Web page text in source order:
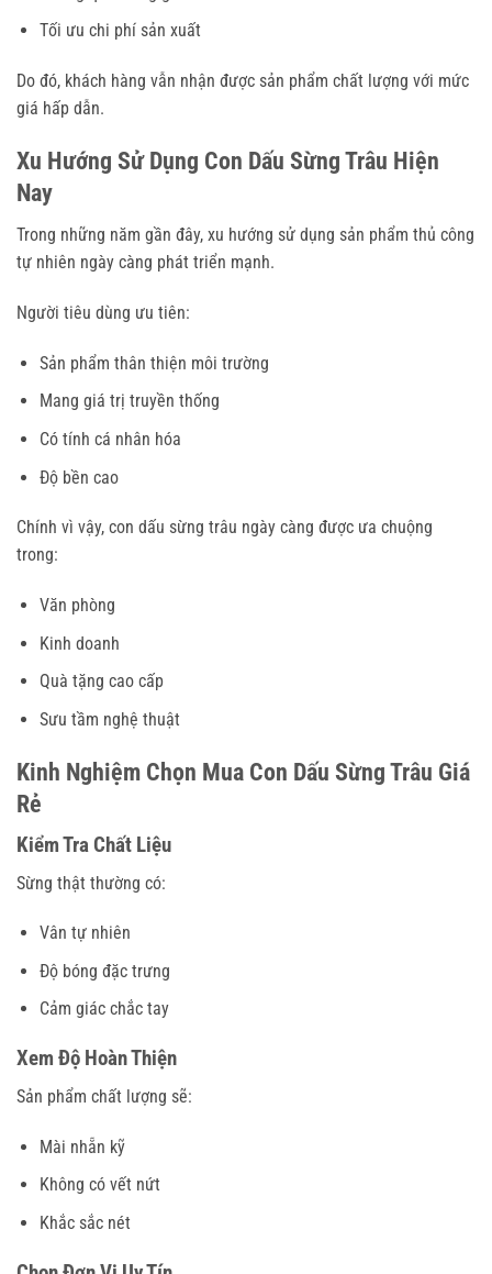
Tối ưu chi phí sản xuất
Do đó, khách hàng vẫn nhận được sản phẩm chất lượng với mức
giá hấp dẫn.
Xu Hướng Sử Dụng Con Dấu Sừng Trâu Hiện
Nay
Trong những năm gần đây, xu hướng sử dụng sản phẩm thủ công
tự nhiên ngày càng phát triển mạnh.
Người tiêu dùng ưu tiên:
Sản phẩm thân thiện môi trường
Mang giá trị truyền thống
Có tính cá nhân hóa
Độ bền cao
Chính vì vậy, con dấu sừng trâu ngày càng được ưa chuộng
trong:
Văn phòng
Kinh doanh
Quà tặng cao cấp
Sưu tầm nghệ thuật
Kinh Nghiệm Chọn Mua Con Dấu Sừng Trâu Giá
Rẻ
Kiểm Tra Chất Liệu
Sừng thật thường có:
Vân tự nhiên
Độ bóng đặc trưng
Cảm giác chắc tay
Xem Độ Hoàn Thiện
Sản phẩm chất lượng sẽ:
Mài nhẵn kỹ
Không có vết nứt
Khắc sắc nét